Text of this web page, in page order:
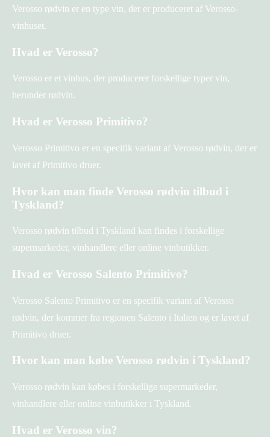
Verosso rødvin er en type vin, der er produceret af Verosso-
vinhuset.
Hvad er Verosso?
Verosso er et vinhus, der producerer forskellige typer vin,
herunder rødvin.
Hvad er Verosso Primitivo?
Verosso Primitivo er en specifik variant af Verosso rødvin, der er
lavet af Primitivo druer.
Hvor kan man finde Verosso rødvin tilbud i
Tyskland?
Verosso rødvin tilbud i Tyskland kan findes i forskellige
supermarkeder, vinhandlere eller online vinbutikker.
Hvad er Verosso Salento Primitivo?
Verosso Salento Primitivo er en specifik variant af Verosso
rødvin, der kommer fra regionen Salento i Italien og er lavet af
Primitivo druer.
Hvor kan man købe Verosso rødvin i Tyskland?
Verosso rødvin kan købes i forskellige supermarkeder,
vinhandlere eller online vinbutikker i Tyskland.
Hvad er Verosso vin?